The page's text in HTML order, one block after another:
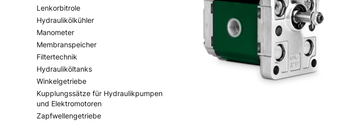
Lenkorbitrole
Hydraulikölkühler
Manometer
Membranspeicher
Filtertechnik
Hydrauliköltanks
Winkelgetriebe
Kupplungssätze für Hydraulikpumpen
und Elektromotoren
Zapfwellengetriebe